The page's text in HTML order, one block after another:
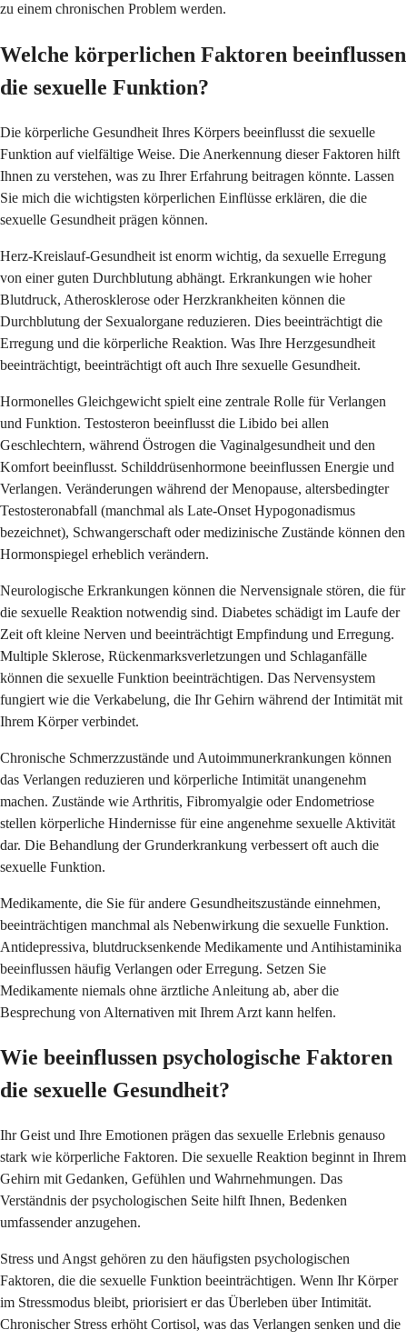
zu einem chronischen Problem werden.
Welche körperlichen Faktoren beeinflussen
die sexuelle Funktion?
Die körperliche Gesundheit Ihres Körpers beeinflusst die sexuelle
Funktion auf vielfältige Weise. Die Anerkennung dieser Faktoren hilft
Ihnen zu verstehen, was zu Ihrer Erfahrung beitragen könnte. Lassen
Sie mich die wichtigsten körperlichen Einflüsse erklären, die die
sexuelle Gesundheit prägen können.
Herz-Kreislauf-Gesundheit ist enorm wichtig, da sexuelle Erregung
von einer guten Durchblutung abhängt. Erkrankungen wie hoher
Blutdruck, Atherosklerose oder Herzkrankheiten können die
Durchblutung der Sexualorgane reduzieren. Dies beeinträchtigt die
Erregung und die körperliche Reaktion. Was Ihre Herzgesundheit
beeinträchtigt, beeinträchtigt oft auch Ihre sexuelle Gesundheit.
Hormonelles Gleichgewicht spielt eine zentrale Rolle für Verlangen
und Funktion. Testosteron beeinflusst die Libido bei allen
Geschlechtern, während Östrogen die Vaginalgesundheit und den
Komfort beeinflusst. Schilddrüsenhormone beeinflussen Energie und
Verlangen. Veränderungen während der Menopause, altersbedingter
Testosteronabfall (manchmal als Late-Onset Hypogonadismus
bezeichnet), Schwangerschaft oder medizinische Zustände können den
Hormonspiegel erheblich verändern.
Neurologische Erkrankungen können die Nervensignale stören, die für
die sexuelle Reaktion notwendig sind. Diabetes schädigt im Laufe der
Zeit oft kleine Nerven und beeinträchtigt Empfindung und Erregung.
Multiple Sklerose, Rückenmarksverletzungen und Schlaganfälle
können die sexuelle Funktion beeinträchtigen. Das Nervensystem
fungiert wie die Verkabelung, die Ihr Gehirn während der Intimität mit
Ihrem Körper verbindet.
Chronische Schmerzzustände und Autoimmunerkrankungen können
das Verlangen reduzieren und körperliche Intimität unangenehm
machen. Zustände wie Arthritis, Fibromyalgie oder Endometriose
stellen körperliche Hindernisse für eine angenehme sexuelle Aktivität
dar. Die Behandlung der Grunderkrankung verbessert oft auch die
sexuelle Funktion.
Medikamente, die Sie für andere Gesundheitszustände einnehmen,
beeinträchtigen manchmal als Nebenwirkung die sexuelle Funktion.
Antidepressiva, blutdrucksenkende Medikamente und Antihistaminika
beeinflussen häufig Verlangen oder Erregung. Setzen Sie
Medikamente niemals ohne ärztliche Anleitung ab, aber die
Besprechung von Alternativen mit Ihrem Arzt kann helfen.
Wie beeinflussen psychologische Faktoren
die sexuelle Gesundheit?
Ihr Geist und Ihre Emotionen prägen das sexuelle Erlebnis genauso
stark wie körperliche Faktoren. Die sexuelle Reaktion beginnt in Ihrem
Gehirn mit Gedanken, Gefühlen und Wahrnehmungen. Das
Verständnis der psychologischen Seite hilft Ihnen, Bedenken
umfassender anzugehen.
Stress und Angst gehören zu den häufigsten psychologischen
Faktoren, die die sexuelle Funktion beeinträchtigen. Wenn Ihr Körper
im Stressmodus bleibt, priorisiert er das Überleben über Intimität.
Chronischer Stress erhöht Cortisol, was das Verlangen senken und die